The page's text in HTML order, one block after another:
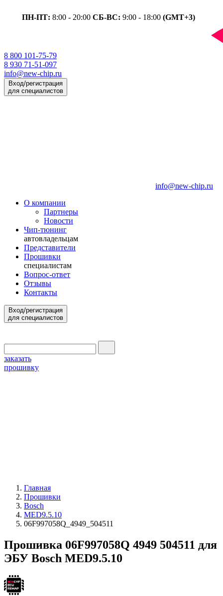
ПН-ПТ: 8:00 - 20:00 СБ-ВС: 9:00 - 18:00 (GMT+3)
8 800 101-75-79
8 930 71-51-097
info@new-chip.ru
Вход/регистрация
для специалистов
info@new-chip.ru
О компании
Партнеры
Новости
Чип-тюнинг
автовладельцам
Представители
Прошивки
специалистам
Вопрос-ответ
Отзывы
Контакты
Вход/регистрация
для специалистов
заказать
прошивку
Главная
Прошивки
Bosch
MED9.5.10
06F997058Q_4949_504511
Прошивка 06F997058Q 4949 504511 для
ЭБУ Bosch MED9.5.10